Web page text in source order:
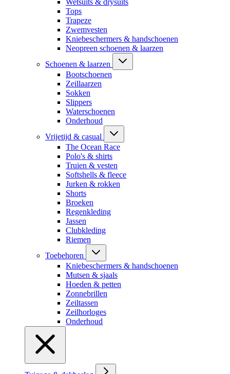
Wetsuits & drysuits
Tops
Trapeze
Zwemvesten
Kniebeschermers & handschoenen
Neopreen schoenen & laarzen
Schoenen & laarzen
Bootschoenen
Zeillaarzen
Sokken
Slippers
Waterschoenen
Onderhoud
Vrijetijd & casual
The Ocean Race
Polo's & shirts
Truien & vesten
Softshells & fleece
Jurken & rokken
Shorts
Broeken
Regenkleding
Jassen
Clubkleding
Riemen
Toebehoren
Kniebeschermers & handschoenen
Mutsen & sjaals
Hoeden & petten
Zonnebrillen
Zeiltassen
Zeilhorloges
Onderhoud